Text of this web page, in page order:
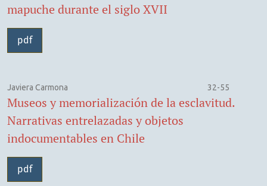
mapuche durante el siglo XVII
pdf
Javiera Carmona 32-55
Museos y memorialización de la esclavitud.
Narrativas entrelazadas y objetos
indocumentables en Chile
pdf